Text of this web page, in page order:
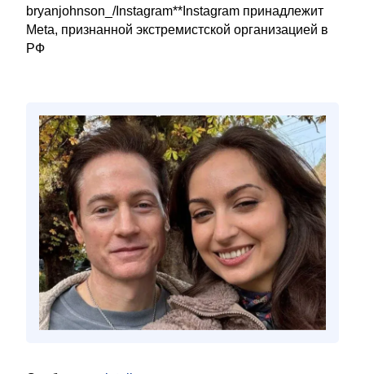
bryanjohnson_/Instagram**Instagram принадлежит
Meta, признанной экстремистской организацией в
РФ